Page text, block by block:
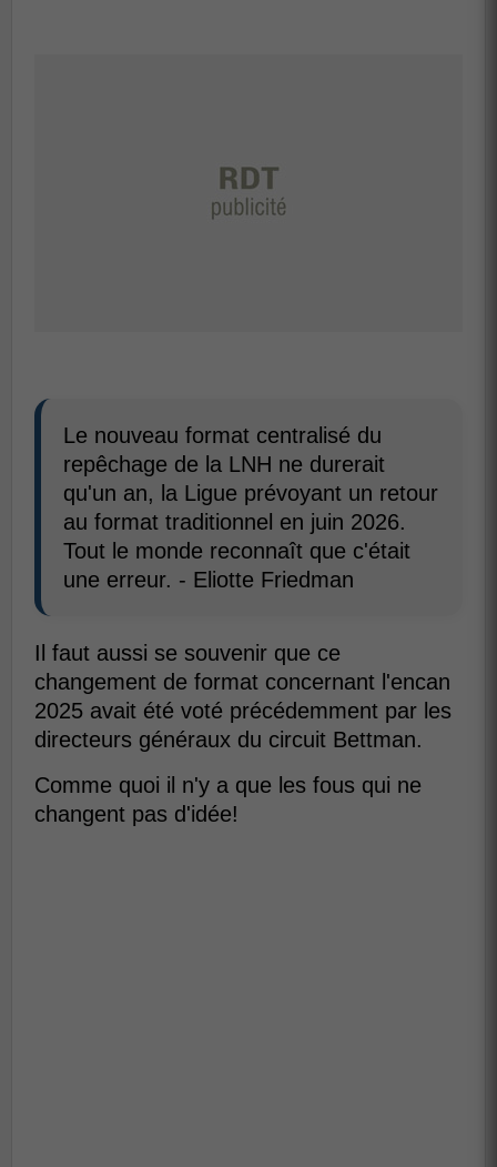
Le nouveau format centralisé du
repêchage de la LNH ne durerait
qu'un an, la Ligue prévoyant un retour
au format traditionnel en juin 2026.
Tout le monde reconnaît que c'était
une erreur. - Eliotte Friedman
Il faut aussi se souvenir que ce
changement de format concernant l'encan
2025 avait été voté précédemment par les
directeurs généraux du circuit Bettman.
Comme quoi il n'y a que les fous qui ne
changent pas d'idée!